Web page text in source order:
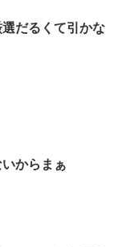
だるくて引かな
からまぁ